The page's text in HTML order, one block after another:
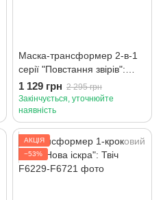
Маска-трансформер 2-в-1
серії "Повстання звірів":
Бамблбі
1 129 грн 2 295 грн
Закінчується, уточнюйте
наявність
АКЦІЯ
−53%